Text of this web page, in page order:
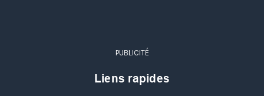
PUBLICITÉ
Liens rapides